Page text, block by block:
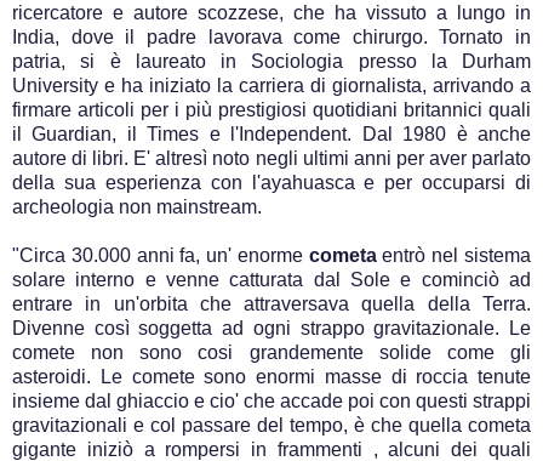
ricercatore e autore scozzese, che ha vissuto a lungo in
India, dove il padre lavorava come chirurgo. Tornato in
patria, si è laureato in Sociologia presso la Durham
University e ha iniziato la carriera di giornalista, arrivando a
firmare articoli per i più prestigiosi quotidiani britannici quali
il Guardian, il Times e l'Independent. Dal 1980 è anche
autore di libri. E' altresì noto negli ultimi anni per aver parlato
della sua esperienza con l'ayahuasca e per occuparsi di
archeologia non mainstream.
"Circa 30.000 anni fa, un' enorme cometaentrò nel sistema
solare interno e venne catturata dal Sole e cominciò ad
entrare in un'orbita che attraversava quella della Terra.
Divenne così soggetta ad ogni strappo gravitazionale. Le
comete non sono cosi grandemente solide come gli
asteroidi. Le comete sono enormi masse di roccia tenute
insieme dal ghiaccio e cio' che accade poi con questi strappi
gravitazionali e col passare del tempo, è che quella cometa
gigante iniziò a rompersi in frammenti , alcuni dei quali